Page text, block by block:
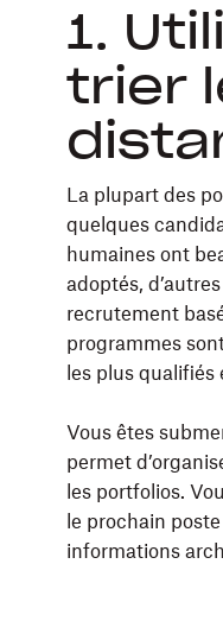
1.
trier
La plupart des
quelques
humaines ont
adoptés,
recrutement
programmes
les plus
Vous êtes
permet
les portfolios.
le prochain
informations